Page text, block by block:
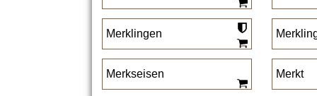
Merklingen
Merkseisen Merkt